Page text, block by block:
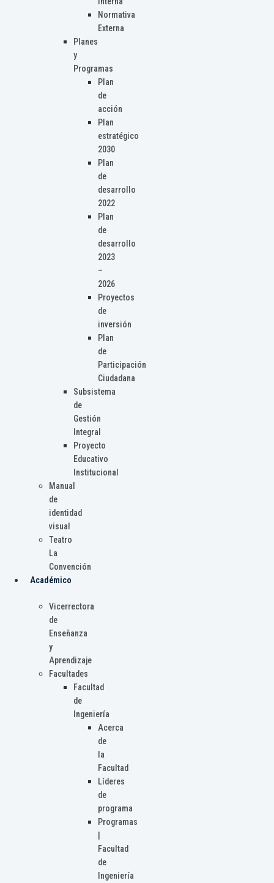
Normativa
Externa
Planes
y
Programas
Plan
de
acción
Plan
estratégico
2030
Plan
de
desarrollo
2022
Plan
de
desarrollo
2023
–
2026
Proyectos
de
inversión
Plan
de
Participación
Ciudadana
Subsistema
de
Gestión
Integral
Proyecto
Educativo
Institucional
Manual
de
identidad
visual
Teatro
La
Convención
Académico
Vicerrectora
de
Enseñanza
y
Aprendizaje
Facultades
Facultad
de
Ingeniería
Acerca
de
la
Facultad
Líderes
de
programa
Programas
Facultad
de
Ingeniería